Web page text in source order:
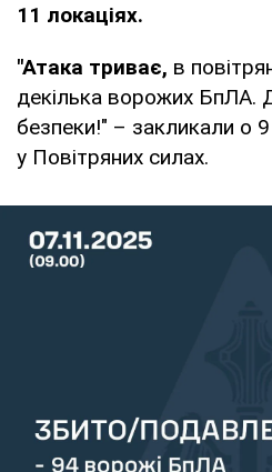
11 локаціях.
"Атака триває, в
декілька ворожих БпЛА.
безпеки!" – закликали о 9
у Повітряних силах.